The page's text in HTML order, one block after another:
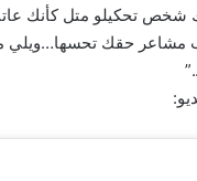
شخص تحكيلو متل كأنك
مشاعر حقك تحسها…ويلي ما